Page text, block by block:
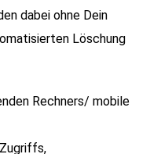
dabei ohne Dein
Löschung
Rechners/ mobile